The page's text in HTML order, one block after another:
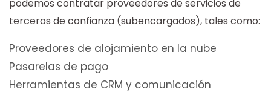
podemos contratar proveedores de servicios de
terceros de confianza (subencargados), tales como:
Proveedores de alojamiento en la nube
Pasarelas de pago
Herramientas de CRM y comunicación